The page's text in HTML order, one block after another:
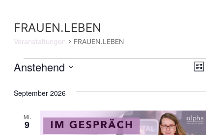
FRAUEN.LEBEN
Veranstaltungen FRAUEN.LEBEN
Veranstaltungen Liste
Anstehend
wählen.
September 2026
MI.
9